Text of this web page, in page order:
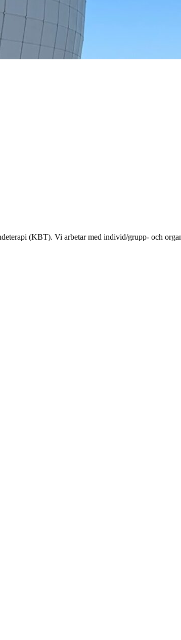
(KBT). Vi arbetar med individ/grupp- och